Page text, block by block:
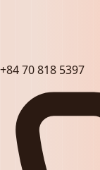
+84 70 818 5397